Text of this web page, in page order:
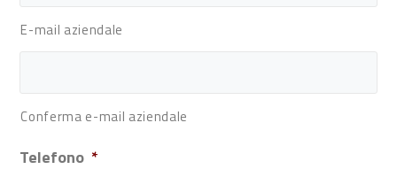
E-mail aziendale
Conferma e-mail aziendale
Telefono *